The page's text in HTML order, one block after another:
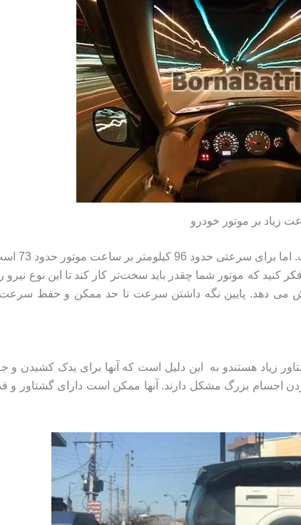
زیاد بر موتور خودرو
سرعت ایده
اسب بخار بیشتر نیاز دارد. به این فکر کنید که موتور شما چقدر باید سخت‌تر کار کند تا
بی احتیاطی در رانندگی طول عمر موتور را حدود 50 درصد کاهش می دهد. پایین نگه داشتن سرعت
زیاد هستندو به این دلیل است که آنها برای یدک ‌کشیدن و
اجسام بزرگ مشکل دارند. آنها ممکن است دارای گشتاور و